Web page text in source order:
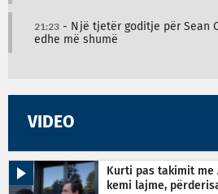
21:23 - Një tjetër goditje për Sean
edhe më shumë
VIDEO
Kurti pas takimit me
kemi lajme,